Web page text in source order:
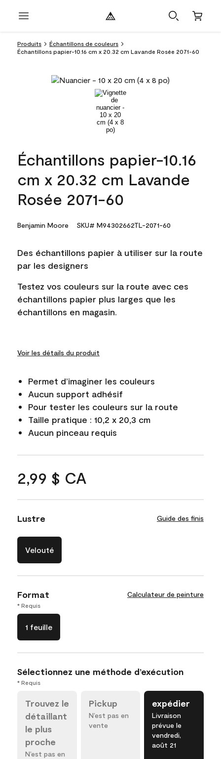
Produits
Échantillons de couleurs
Échantillons papier-10.16 cm x 20.32 cm Lavande Rosée 2071-60
Échantillons papier-10.16
cm x 20.32 cm Lavande
Rosée 2071-60
Benjamin Moore SKU# M94302662TL-2071-60
Des échantillons papier à utiliser sur la route
par les designers
Testez vos couleurs sur la route avec ces
échantillons papier plus larges que les
échantillons en magasin.
Voir les détails du produit
Permet d’imaginer les couleurs
Aucun support adhésif
Pour tester les couleurs sur la route
Taille pratique : 10,2 x 20,3 cm
Aucun pinceau requis
2,99 $ CA
Lustre Guide des finis
Velouté
Format Calculateur de peinture
* Requis
1 feuille
Sélectionnez une méthode d’exécution
* Requis
Trouvez le
détaillant
le plus
proche
N’est pas en
Pickup
N’est pas en
vente
expédier
Livraison
prévue le
vendredi,
août 21